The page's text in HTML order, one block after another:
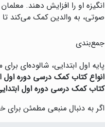
انگیزه او را افزایش دهند.
صوتی، به والدین کمک می‌کند تا
جمع‌بندی
پایه اول ابتدایی، شالوده‌ای
انواع کتاب کمک درسی دوره اول
کتاب کمک درسی دوره اول
اگر به دنبال منبعی مطمئن برای